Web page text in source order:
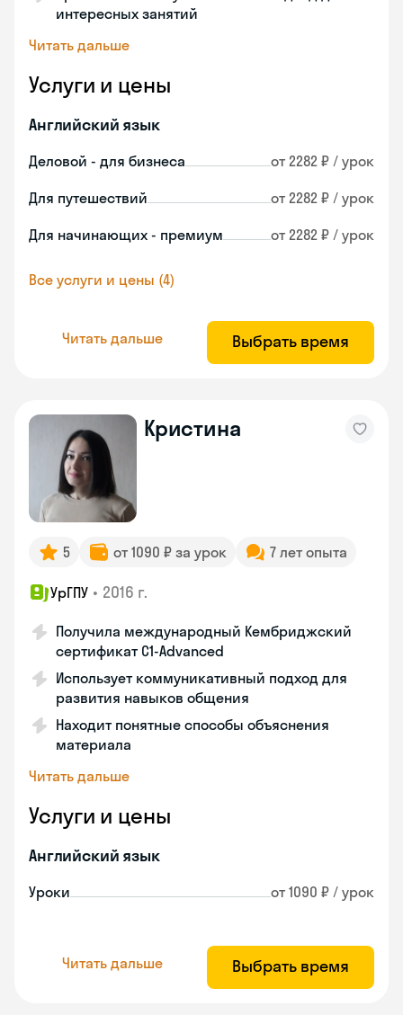
интересных занятий
Читать дальше
Услуги и цены
Английский язык
Деловой - для бизнеса от 2282 ₽ / урок
Для путешествий от 2282 ₽ / урок
Для начинающих - премиум от 2282 ₽ / урок
Все услуги и цены (4)
Читать дальше Выбрать время
Кристина
5 от 1090 ₽ за урок 7 лет опыта
УрГПУ • 2016 г.
Получила международный Кембриджский
сертификат С1-Advanced
Использует коммуникативный подход для
развития навыков общения
Находит понятные способы объяснения
материала
Читать дальше
Услуги и цены
Английский язык
Уроки от 1090 ₽ / урок
Читать дальше Выбрать время